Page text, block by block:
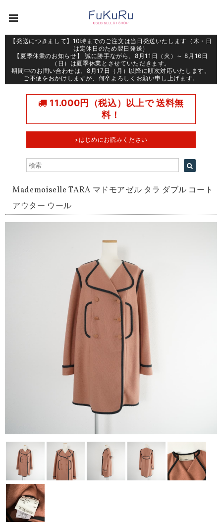
【発送につきまして】10時までのご注文は当日発送いたします（木・日
は定休日のため翌日発送）
【夏季休業のお知らせ】 誠に勝手ながら、8月11日（火）～ 8月16日
（日）は夏季休業とさせていただきます。
期間中のお問い合わせは、8月17日（月）以降に順次対応いたします。
ご不便をおかけしますが、何卒よろしくお願い申し上げます。
11.000円（税込）以上で 送料無
料！
>はじめにお読みください
Mademoiselle TARA マドモアゼル タラ ダブル コート
アウター ウール